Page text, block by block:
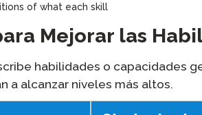
of what each skill
Mejorar las
habilidades o capacidades
a alcanzar niveles más altos.